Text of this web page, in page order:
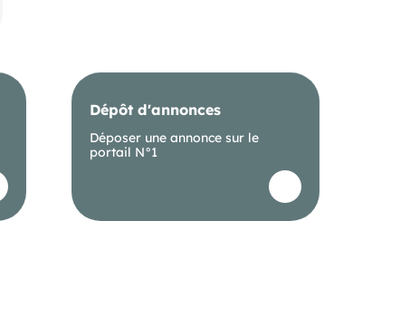
Dépôt d'annonces
Déposer une annonce sur le
portail N°1